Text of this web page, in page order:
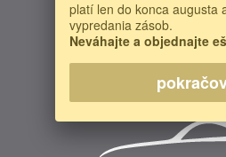
IČ DPH:
Predaj, poradenstvo:
https://
platí len do konca augusta
vypredania zásob.
Neváhajte a objednajte